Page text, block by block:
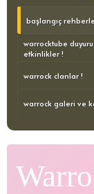
başlangıç
warrocktube
etkinlikler !
warrock clanlar !
warrock galeri ve